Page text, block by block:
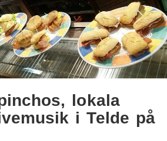
lokala
i Telde på